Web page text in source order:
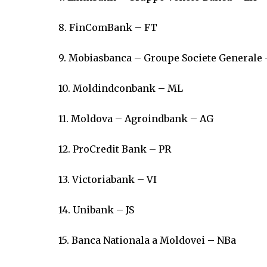
8. FinComBank – FT
9. Mobiasbanca – Groupe Societe Generale
10. Moldindconbank – ML
11. Moldova – Agroindbank – AG
12. ProCredit Bank – PR
13. Victoriabank – VI
14. Unibank – JS
15. Banca Nationala a Moldovei – NBa